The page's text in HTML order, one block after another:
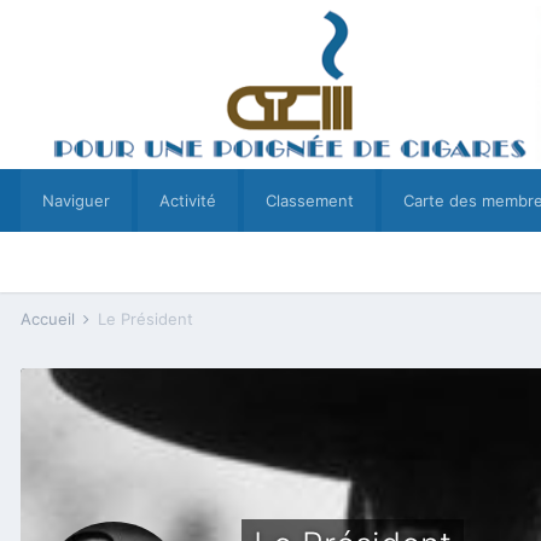
Naviguer Activité Classement Carte des
Accueil Le Président